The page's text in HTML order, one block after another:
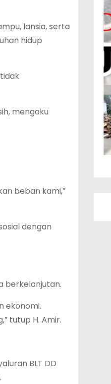
lansia, serta
hidup
mengaku
beban kami,”
dengan
berkelanjutan.
ekonomi.
tutup H. Amir.
BLT DD